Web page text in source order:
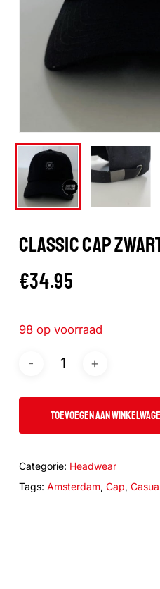
CLASSIC CAP
€34.95
98 op voorraad
TOEVOEGEN AAN
Categorie: Headwear
Tags: Amsterdam, Cap,